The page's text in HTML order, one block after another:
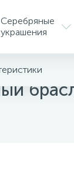
Серебряные
украшения